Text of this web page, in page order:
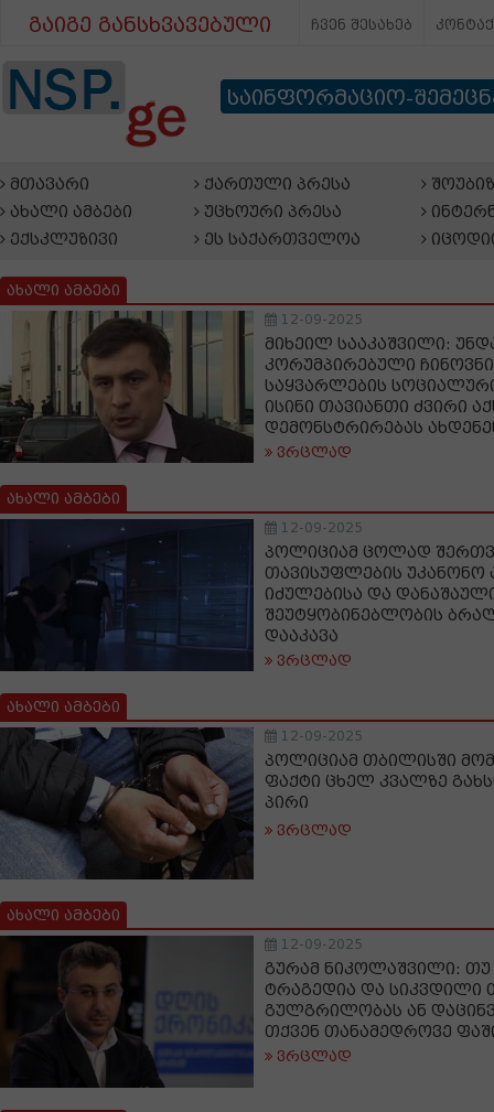
გაიგე განსხვავებული ჩვენ შესახებ
საინფორმაციო-
მთავარი
ახალი ამბები
ექსკლუზივი
ქართული პრესა
უცხოური პრესა
ეს საქართველოა
ახალი ამბები
12-09-2025
მიხეილ სააკაშვილი:
კორუმპირებული
საყვარლების
ისინი თავიანთი ძვირი
დემონსტრირებას
ვრცლად
ახალი ამბები
12-09-2025
პოლიციამ ცოლად
თავისუფლების უკანონო
იძულებისა და
შეუტყობინებლობის
დააკავა
ვრცლად
ახალი ამბები
12-09-2025
პოლიციამ თბილისში
ფაქტი ცხელ კვალზე
პირი
ვრცლად
ახალი ამბები
12-09-2025
გურამ ნიკოლაშვილი: თუ
ტრაგედია და სიკვდილი
გულგრილობას ან
თქვენ თანამედროვე
ვრცლად